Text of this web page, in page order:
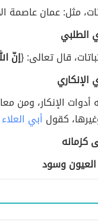
مثل: عمان عاصمة
الطلبي
قال تعالى: {إنّ
الإنكاري
الإنكار، ومن
كقول أبي
كزمانه
وسود